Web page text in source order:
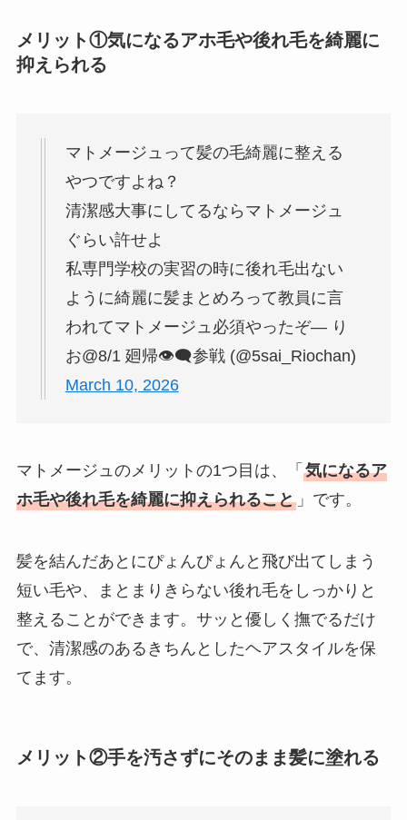
メリット①気になるアホ毛や後れ毛を綺麗に
抑えられる
マトメージュって髪の毛綺麗に整える
やつですよね？
清潔感大事にしてるならマトメージュ
ぐらい許せよ
私専門学校の実習の時に後れ毛出ない
ように綺麗に髪まとめろって教員に言
われてマトメージュ必須やったぞ— り
お@8/1 廻帰👁️‍🗨️参戦 (@5sai_Riochan)
March 10, 2026
マトメージュのメリットの1つ目は、「 気になるア
ホ毛や後れ毛を綺麗に抑えられること」です。
髪を結んだあとにぴょんぴょんと飛び出てしまう
短い毛や、まとまりきらない後れ毛をしっかりと
整えることができます。サッと優しく撫でるだけ
で、清潔感のあるきちんとしたヘアスタイルを保
てます。
メリット②手を汚さずにそのまま髪に塗れる